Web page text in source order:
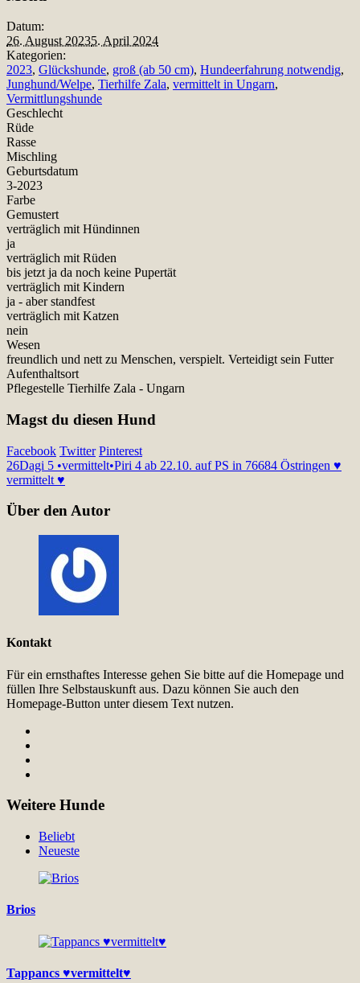
Datum:
26. August 20235. April 2024
Kategorien:
2023, Glückshunde, groß (ab 50 cm), Hundeerfahrung notwendig,
Junghund/Welpe, Tierhilfe Zala, vermittelt in Ungarn,
Vermittlungshunde
Geschlecht
Rüde
Rasse
Mischling
Geburtsdatum
3-2023
Farbe
Gemustert
verträglich mit Hündinnen
ja
verträglich mit Rüden
bis jetzt ja da noch keine Pupertät
verträglich mit Kindern
ja - aber standfest
verträglich mit Katzen
nein
Wesen
freundlich und nett zu Menschen, verspielt. Verteidigt sein Futter
Aufenthaltsort
Pflegestelle Tierhilfe Zala - Ungarn
Magst du diesen Hund
Facebook Twitter Pinterest
26Dagi 5 •vermittelt•Piri 4 ab 22.10. auf PS in 76684 Östringen ♥
vermittelt ♥
Über den Autor
Kontakt
Für ein ernsthaftes Interesse gehen Sie bitte auf die Homepage und
füllen Ihre Selbstauskunft aus. Dazu können Sie auch den
Homepage-Button unter diesem Text nutzen.
Weitere Hunde
Beliebt
Neueste
Brios
Tappancs ♥vermittelt♥